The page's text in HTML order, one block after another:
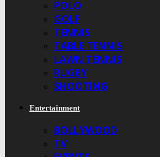
POLO
GOLF
TENNIS
TABLE TENNIS
LAWN TENNIS
RUGBY
SHOOTING
Entertainment
BOLLYWOOD
TV